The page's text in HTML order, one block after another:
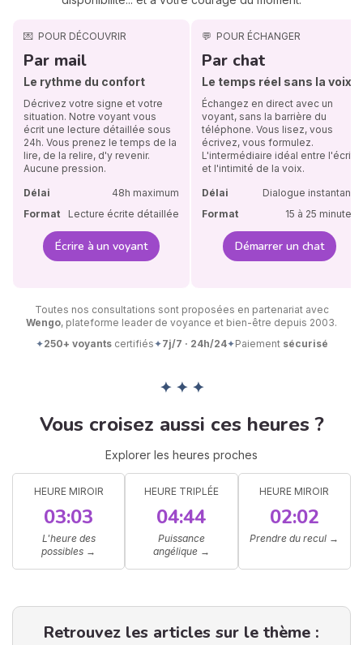
💌 POUR DÉCOUVRIR
Par mail
Le rythme du confort
Décrivez votre signe et votre
situation. Notre voyant vous
écrit une lecture détaillée sous
24h. Vous prenez le temps de la
lire, de la relire, d'y revenir.
Aucune pression.
Délai
48h maximum
Format
Lecture écrite détaillée
Écrire à un voyant
💬 POUR ÉCHANGER
Par chat
Le temps réel sans la voix
Échangez en direct avec un
voyant, sans la barrière du
téléphone. Vous lisez, vous
écrivez, vous formulez.
L'intermédiaire idéal entre l'écrit
et l'intimité de la voix.
Délai
Dialogue instantané
Format
15 à 25 minutes
Démarrer un chat
Toutes nos consultations sont proposées en partenariat avec
Wengo, plateforme leader de voyance et bien-être depuis 2003.
✦250+ voyantscertifiés✦7j/7 · 24h/24✦Paiement sécurisé
✦ ✦ ✦
Vous croisez aussi ces heures ?
Explorer les heures proches
HEURE MIROIR
03:03
L'heure des
possibles →
HEURE TRIPLÉE
04:44
Puissance
angélique→
HEURE MIROIR
02:02
Prendre du recul →
Retrouvez les articles sur le thème :